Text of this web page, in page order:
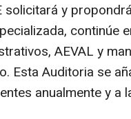
solicitará y
continúe
AEVAL y
Esta Auditoria se
anualmente y a